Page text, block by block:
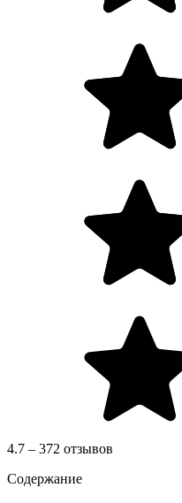
4.7 – 372 отзывов
Содержание